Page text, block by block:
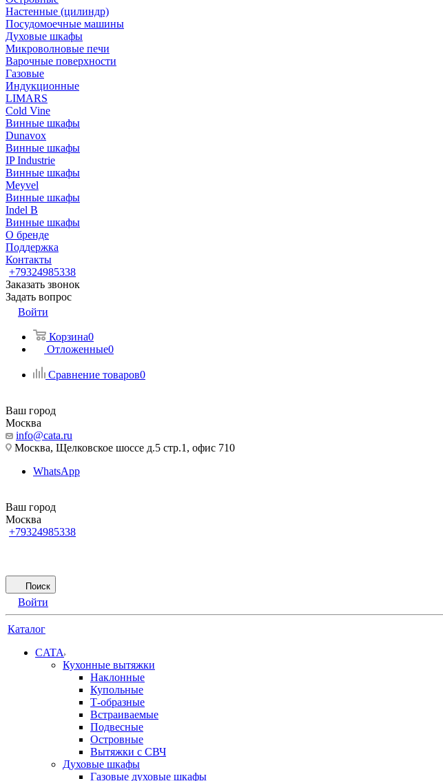
Настенные (цилиндр)
Посудомоечные машины
Духовые шкафы
Микроволновые печи
Варочные поверхности
Газовые
Индукционные
LIMARS
Cold Vine
Винные шкафы
Dunavox
Винные шкафы
IP Industrie
Винные шкафы
Meyvel
Винные шкафы
Indel B
Винные шкафы
О бренде
Поддержка
Контакты
+79324985338
Заказать звонок
Задать вопрос
Войти
Корзина0
Отложенные0
Сравнение товаров0
Ваш город
Москва
info@cata.ru
Москва, Щелковское шоссе д.5 стр.1, офис 710
WhatsApp
Ваш город
Москва
+79324985338
Поиск
Войти
Каталог
CATA
Кухонные вытяжки
Наклонные
Купольные
Т-образные
Встраиваемые
Подвесные
Островные
Вытяжки с СВЧ
Духовые шкафы
Газовые духовые шкафы